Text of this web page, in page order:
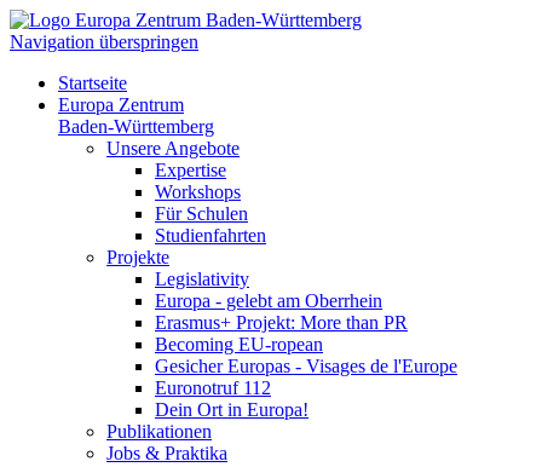
Navigation überspringen
Startseite
Europa Zentrum
Baden-Württemberg
Unsere Angebote
Expertise
Workshops
Für Schulen
Studienfahrten
Projekte
Legislativity
Europa - gelebt am Oberrhein
Erasmus+ Projekt: More than PR
Becoming EU-ropean
Gesicher Europas - Visages de l'Europe
Euronotruf 112
Dein Ort in Europa!
Publikationen
Jobs & Praktika